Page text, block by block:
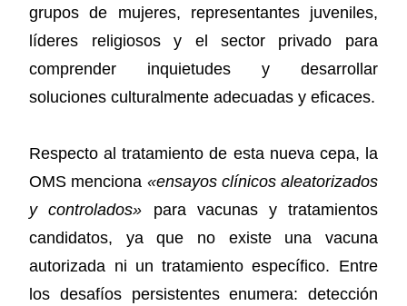
grupos de mujeres, representantes juveniles,
líderes religiosos y el sector privado para
comprender inquietudes y desarrollar
soluciones culturalmente adecuadas y eficaces.
Respecto al tratamiento de esta nueva cepa, la
OMS menciona «ensayos clínicos aleatorizados
y controlados» para vacunas y tratamientos
candidatos, ya que no existe una vacuna
autorizada ni un tratamiento específico. Entre
los desafíos persistentes enumera: detección